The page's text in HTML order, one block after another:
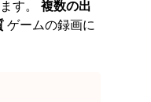
す。 複数の出
ゲームの録画に